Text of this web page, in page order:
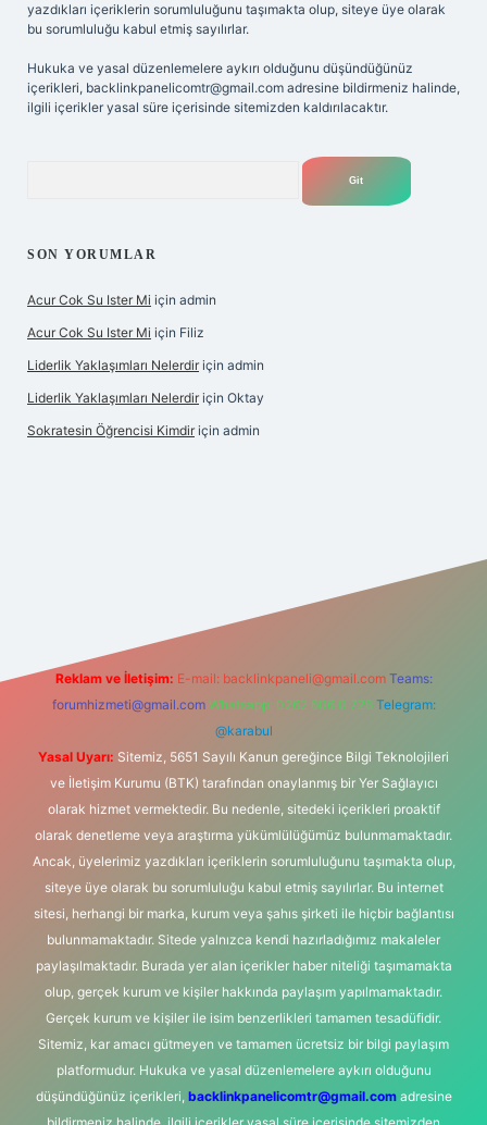
yazdıkları içeriklerin sorumluluğunu taşımakta olup, siteye üye olarak
bu sorumluluğu kabul etmiş sayılırlar.
Hukuka ve yasal düzenlemelere aykırı olduğunu düşündüğünüz
içerikleri, backlinkpanelicomtr@gmail.com adresine bildirmeniz halinde,
ilgili içerikler yasal süre içerisinde sitemizden kaldırılacaktır.
SON YORUMLAR
Acur Cok Su Ister Mi için admin
Acur Cok Su Ister Mi için Filiz
Liderlik Yaklaşımları Nelerdir için admin
Liderlik Yaklaşımları Nelerdir için Oktay
Sokratesin Öğrencisi Kimdir için admin
Reklam ve İletişim: E-mail: backlinkpaneli@gmail.com Teams:
forumhizmeti@gmail.com Whatsapp: 0262 606 0 726 Telegram:
@karabul
Yasal Uyarı: Sitemiz, 5651 Sayılı Kanun gereğince Bilgi Teknolojileri
ve İletişim Kurumu (BTK) tarafından onaylanmış bir Yer Sağlayıcı
olarak hizmet vermektedir. Bu nedenle, sitedeki içerikleri proaktif
olarak denetleme veya araştırma yükümlülüğümüz bulunmamaktadır.
Ancak, üyelerimiz yazdıkları içeriklerin sorumluluğunu taşımakta olup,
siteye üye olarak bu sorumluluğu kabul etmiş sayılırlar. Bu internet
sitesi, herhangi bir marka, kurum veya şahıs şirketi ile hiçbir bağlantısı
bulunmamaktadır. Sitede yalnızca kendi hazırladığımız makaleler
paylaşılmaktadır. Burada yer alan içerikler haber niteliği taşımamakta
olup, gerçek kurum ve kişiler hakkında paylaşım yapılmamaktadır.
Gerçek kurum ve kişiler ile isim benzerlikleri tamamen tesadüfidir.
Sitemiz, kar amacı gütmeyen ve tamamen ücretsiz bir bilgi paylaşım
platformudur. Hukuka ve yasal düzenlemelere aykırı olduğunu
düşündüğünüz içerikleri, backlinkpanelicomtr@gmail.comadresine